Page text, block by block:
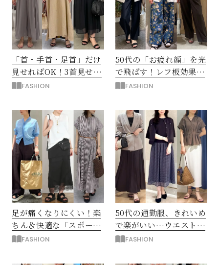
「首・手首・足首」だけ
見せればOK！3首見せで
つくる50代の着痩せコー
FASHION
50代の「お疲れ顔」を光
で飛ばす！レフ板効果が
うれしい“白トップス”コ
FASHION
足が痛くなりにくい！楽
ちん＆快適な「スポーツ
サンダル」大人の夏コー
FASHION
50代の通勤服、きれいめ
で楽がいい…ウエストゴ
ム「好印象の夏スカー
FASHION